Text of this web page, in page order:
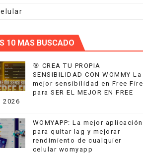
10 MAS BUSCADO
🎯 CREA TU PROPIA
SENSIBILIDAD CON WOMMY La
mejor sensibilidad en Free Fire
para SER EL MEJOR EN FREE
2026
WOMYAPP: La mejor aplicación
para quitar lag y mejorar
rendimiento de cualquier
celular womyapp